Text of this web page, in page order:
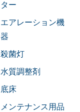
ター
エアレーション機
器
殺菌灯
水質調整剤
底床
メンテナンス用品